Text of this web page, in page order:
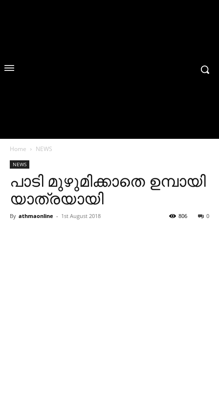
Home NEWS
NEWS
പാടി മുഴുമിക്കാതെ ഉമ്പായി
യാത്രയായി
By athmaonline - 1st August 2018 0
806